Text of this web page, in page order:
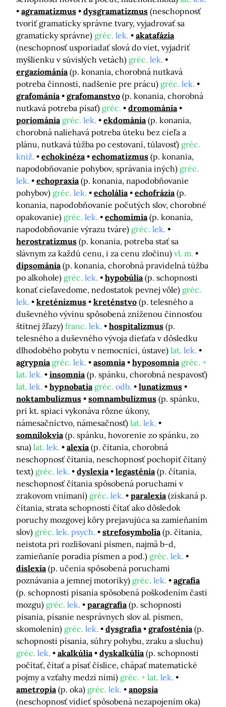
agramatizmus
dysgramatizmus (neschopnosť
tvoriť gramaticky správne tvary, vyjadrovať sa
gramaticky správne) gréc. lek.
akatafázia
(neschopnosť usporiadať slová do viet, vyjadriť
myšlienku v súvislých vetách) gréc. lek.
ergaziománia (p. konania, chorobná nutkavá
potreba činnosti, nadšenie pre prácu) gréc. lek.
grafománia
grafomanstvo (p. konania, chorobná
nutkavá potreba písať) gréc.
dromománia
poriománia gréc. lek. ekdománia (p. konania,
chorobná naliehavá potreba úteku bez cieľa a
plánu, nutkavá túžba po cestovaní, túlavosť) gréc.
kniž.
echokinéza echomatizmus (p. konania,
napodobňovanie pohybov, správania iných) gréc.
lek.
echopraxia (p. konania, napodobňovanie
pohybov) gréc. lek. echolália echofrázia (p.
konania, napodobňovanie počutých slov, chorobné
opakovanie) gréc. lek. echomímia (p. konania,
napodobňovanie výrazu tváre) gréc. lek.
herostratizmus (p. konania, potreba stať sa
slávnym za každú cenu, i za cenu zločinu) vl. m.
dipsománia (p. konania, chorobná pravidelná túžba
po alkohole) gréc. lek. hypobúlia (p. schopnosti
konať cieľavedome, nedostatok pevnej vôle) gréc.
lek.
kreténizmus kreténstvo (p. telesného a
duševného vývinu spôsobená zníženou činnosťou
štítnej žľazy) franc. lek. hospitalizmus (p.
telesného a duševného vývoja dieťaťa v dôsledku
dlhodobého pobytu v nemocnici, ústave) lat. lek.
agrypnia gréc. lek. asomnia hyposomnia gréc. +
lat. lek. insomnia (p. spánku, chorobná nespavosť)
lat. lek. hypnobatia gréc. odb.
lunatizmus
noktambulizmus
somnambulizmus (p. spánku,
pri kt. spiaci vykonáva rôzne úkony,
námesačníctvo, námesačnosť) lat. lek.
somnilokvia (p. spánku, hovorenie zo spánku, zo
sna) lat. lek. alexia (p. čítania, chorobná
neschopnosť čítania, neschopnosť pochopiť čítaný
text) gréc. lek. dyslexia legasténia (p. čítania,
neschopnosť čítania spôsobená poruchami v
zrakovom vnímaní) gréc. lek. paralexia (získaná p.
čítania, strata schopnosti čítať ako dôsledok
poruchy mozgovej kôry prejavujúca sa zamieňaním
slov) gréc. lek. psych. strefosymbolia (p. čítania,
neistota pri rozlišovaní písmen, najmä b-d,
zamieňanie poradia písmen a pod.) gréc. lek.
dislexia (p. učenia spôsobená poruchami
poznávania a jemnej motoriky) gréc. lek.
agrafia
(p. schopnosti písania spôsobená poškodením časti
mozgu) gréc. lek. paragrafia (p. schopnosti
písania, písanie nesprávnych slov al. písmen,
skomolenín) gréc. lek. dysgrafia grafosténia (p.
schopnosti písania, súhry pohybu, zraku a sluchu)
gréc. lek. akalkúlia dyskalkúlia (p. schopnosti
počítať, čítať a písať číslice, chápať matematické
pojmy a vzťahy medzi nimi) gréc. + lat. lek.
ametropia (p. oka) gréc. lek.
anopsia
(neschopnosť vidieť spôsobená nezapojením oka)